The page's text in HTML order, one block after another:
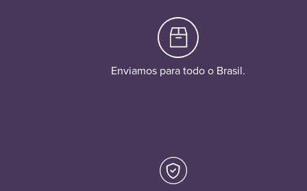
Enviamos para todo o Brasil.